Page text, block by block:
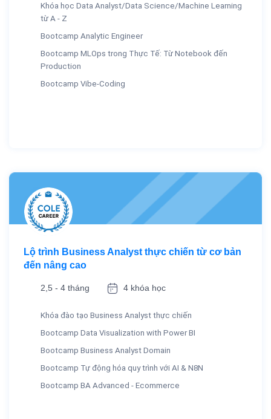
Khóa học Data Analyst/Data Science/Machine Learning
từ A - Z
Bootcamp Analytic Engineer
Bootcamp MLOps trong Thực Tế: Từ Notebook đến
Production
Bootcamp Vibe-Coding
Lộ trình Business Analyst thực chiến từ cơ bản
đến nâng cao
2,5 - 4 tháng 4 khóa học
Khóa đào tạo Business Analyst thực chiến
Bootcamp Data Visualization with Power BI
Bootcamp Business Analyst Domain
Bootcamp Tự động hóa quy trình với AI & N8N
Bootcamp BA Advanced - Ecommerce